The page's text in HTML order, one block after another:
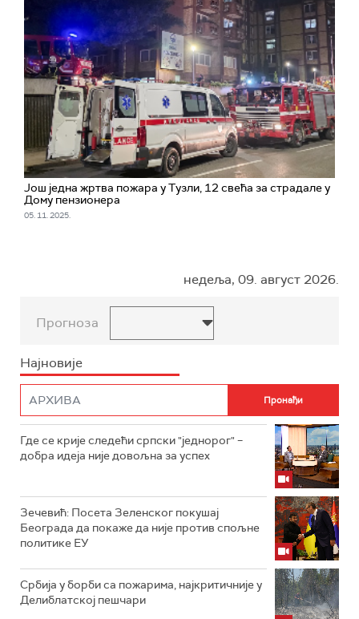
Још једна жртва пожара у Тузли, 12 свећа за страдале у
Дому пензионера
05. 11. 2025.
недеља, 09. август 2026.
Прогноза
Најновије
Где се крије следећи српски "једнорог" –
добра идеја није довољна за успех
Зечевић: Посета Зеленског покушај
Београда да покаже да није против спољне
политике ЕУ
Србија у борби са пожарима, најкритичније у
Делиблатској пешчари